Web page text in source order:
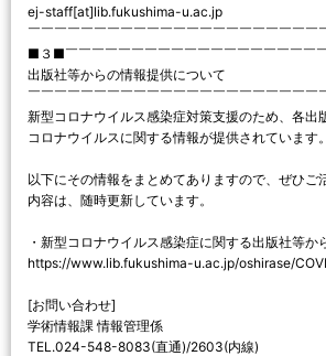
ej-staff[at]lib.fukushima-u.ac.jp
￣￣￣￣￣￣￣￣￣￣￣￣￣￣￣￣￣￣￣￣￣￣
■３■￣￣￣￣￣￣￣￣￣￣￣￣￣￣￣￣￣￣￣
出版社等からの情報提供について
￣￣￣￣￣￣￣￣￣￣￣￣￣￣￣￣￣￣￣￣￣￣
新型コロナウイルス感染症対策支援のため、各出
コロナウイルスに関する情報が提供されています。
以下にその情報をまとめてありますので、ぜひご
内容は、随時更新しています。
・新型コロナウイルス感染症に関する出版社等か
https://www.lib.fukushima-u.ac.jp/oshirase/
[お問い合わせ]
学術情報課 情報管理係
TEL.024-548-8083(直通)/2603(内線)